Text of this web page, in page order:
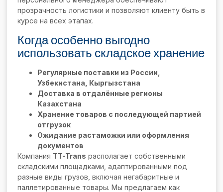
прозрачность логистики и позволяют клиенту быть в
курсе на всех этапах.
Когда особенно выгодно
использовать складское хранение
Регулярные поставки из России,
Узбекистана, Кыргызстана
Доставка в отдалённые регионы
Казахстана
Хранение товаров с последующей партией
отгрузок
Ожидание растаможки или оформления
документов
Компания TT-Trans располагает собственными
складскими площадками, адаптированными под
разные виды грузов, включая негабаритные и
паллетированные товары. Мы предлагаем как